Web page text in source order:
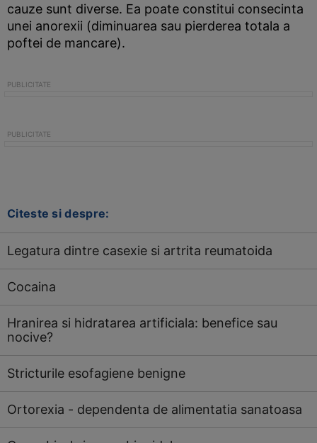
cauze sunt diverse. Ea poate constitui consecinta
unei anorexii (diminuarea sau pierderea totala a
poftei de mancare).
Citeste si despre:
Legatura dintre casexie si artrita reumatoida
Cocaina
Hranirea si hidratarea artificiala: benefice sau
nocive?
Stricturile esofagiene benigne
Ortorexia - dependenta de alimentatia sanatoasa